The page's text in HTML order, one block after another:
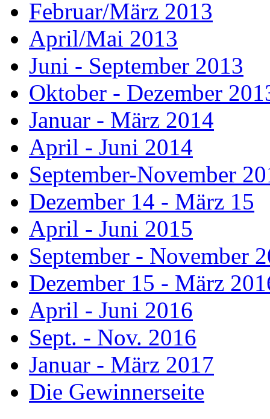
Februar/März 2013
April/Mai 2013
Juni - September 2013
Oktober - Dezember
Januar - März 2014
April - Juni 2014
September-November
Dezember 14 - März 15
April - Juni 2015
September - November
Dezember 15 - März
April - Juni 2016
Sept. - Nov. 2016
Januar - März 2017
Die Gewinnerseite